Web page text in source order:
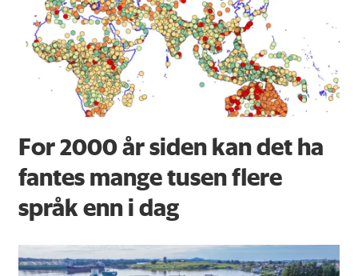
For 2000 år siden kan det ha
fantes mange tusen flere
språk enn i dag